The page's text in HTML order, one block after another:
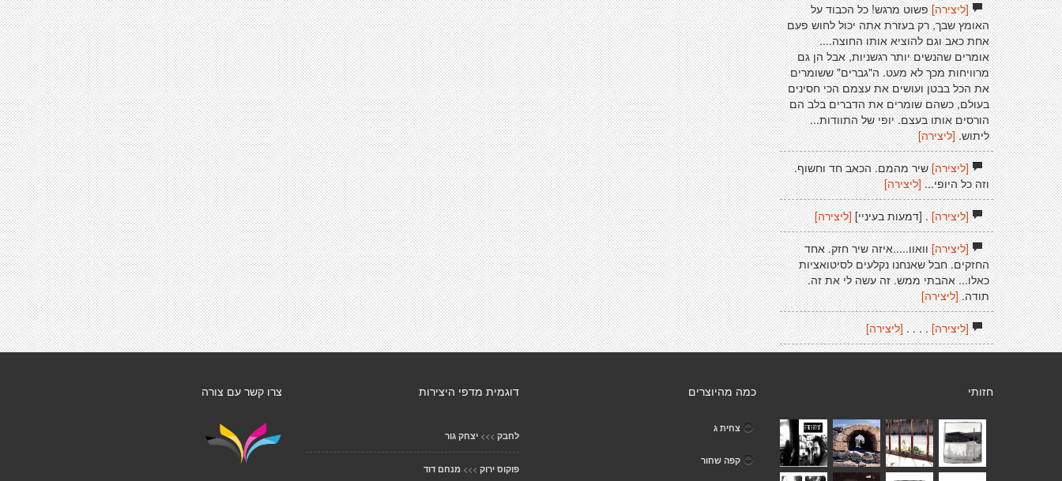
[ליצירה]פשוט מרגש! כל הכבוד על
האומץ שבך, רק בעזרת אתה יכול לחוש פעם
אחת כאב וגם להוציא אותו החוצה....
אומרים שהנשים יותר רגשניות, אבל הן גם
מרוויחות מכך לא מעט. ה"גברים" ששומרים
את הכל בבטן ועושים את עצמם הכי חסינים
בעולם, כשהם שומרים את הדברים בלב הם
הורסים אותו בעצם. יופי של התוודות...
ליתוש. [ליצירה]
[ליצירה]שיר מהמם. הכאב חד וחשוף.
וזה כל היופי... [ליצירה]
[ליצירה]. [דמעות בעיניי] [ליצירה]
[ליצירה]וואוו.....איזה שיר חזק. אחד
החזקים. חבל שאנחנו נקלעים לסיטואציות
כאלו... אהבתי ממש. זה עשה לי את זה.
תודה. [ליצירה]
[ליצירה]. . . . [ליצירה]
צרו קשר עם צורה דוגמית מדפי היצירות
לחבק >>> יצחק גור
פוקוס ירוק >>> מנחם דוד
כמה מהיוצרים
צחית ג
קפה שחור
חזותי